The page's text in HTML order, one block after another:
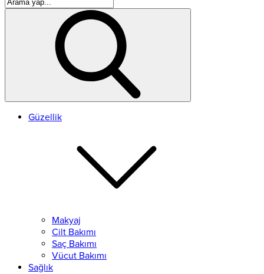
Güzellik
Makyaj
Cilt Bakımı
Saç Bakımı
Vücut Bakımı
Sağlık